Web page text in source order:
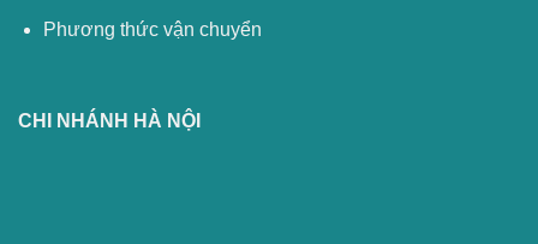
Phương thức vận chuyển
CHI NHÁNH HÀ NỘI